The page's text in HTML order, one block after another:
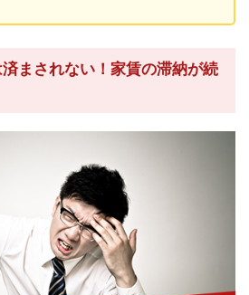
まされない！家賃の滞納が続